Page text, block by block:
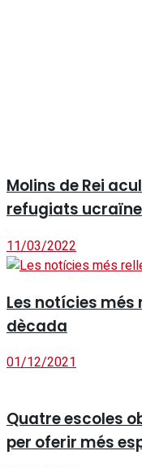
Molins de Rei
refugiats
11/03/2022
Les notícies més
dècada
01/12/2021
Quatre escoles
per oferir més